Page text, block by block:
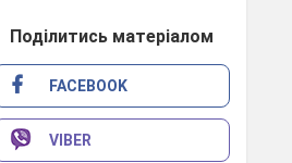
Поділитись матеріалом
FACEBOOK
VIBER